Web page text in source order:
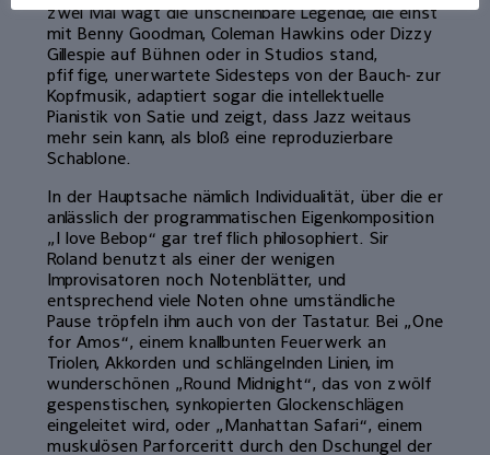
zwei Mal wagt die unscheinbare Legende, die einst
mit Benny Goodman, Coleman Hawkins oder Dizzy
Gillespie auf Bühnen oder in Studios stand,
pfiffige, unerwartete Sidesteps von der Bauch- zur
Kopfmusik, adaptiert sogar die intellektuelle
Pianistik von Satie und zeigt, dass Jazz weitaus
mehr sein kann, als bloß eine reproduzierbare
Schablone.
In der Hauptsache nämlich Individualität, über die er
anlässlich der programmatischen Eigenkomposition
„I love Bebop“ gar trefflich philosophiert. Sir
Roland benutzt als einer der wenigen
Improvisatoren noch Notenblätter, und
entsprechend viele Noten ohne umständliche
Pause tröpfeln ihm auch von der Tastatur. Bei „One
for Amos“, einem knallbunten Feuerwerk an
Triolen, Akkorden und schlängelnden Linien, im
wunderschönen „Round Midnight“, das von zwölf
gespenstischen, synkopierten Glockenschlägen
eingeleitet wird, oder „Manhattan Safari“, einem
muskulösen Parforceritt durch den Dschungel der